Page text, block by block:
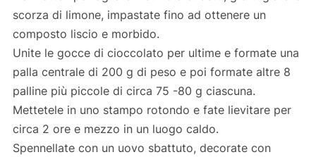
scorza di limone, impastate fino ad ottenere un
composto liscio e morbido.
Unite le gocce di cioccolato per ultime e formate una
palla centrale di 200 g di peso e poi formate altre 8
palline più piccole di circa 75 -80 g ciascuna.
Mettetele in uno stampo rotondo e fate lievitare per
circa 2 ore e mezzo in un luogo caldo.
Spennellate con un uovo sbattuto, decorate con